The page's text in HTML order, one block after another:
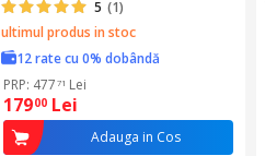
suprafata acoperire 5mp,
V0605-29 bej maroniu
5 (1)
ultimul produs in stoc
12 rate cu 0% dobândă
PRP: 477 71 Lei
17900 Lei
Adauga in Cos